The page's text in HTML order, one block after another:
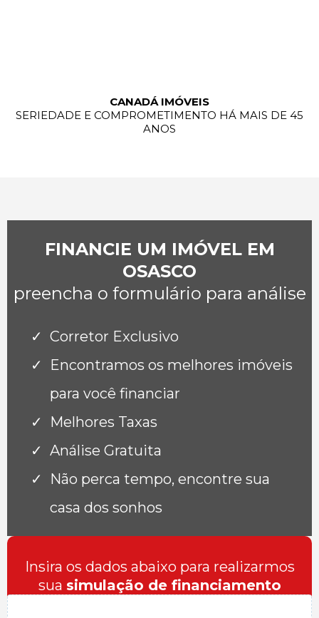
CANADÁ IMÓVEIS
SERIEDADE E COMPROMETIMENTO HÁ MAIS DE 45
ANOS
FINANCIE UM IMÓVEL EM
OSASCO
preencha o formulário para análise
Corretor Exclusivo
Encontramos os melhores imóveis
para você financiar
Melhores Taxas
Análise Gratuita
Não perca tempo, encontre sua
casa dos sonhos
Insira os dados abaixo para realizarmos
sua simulação de financiamento